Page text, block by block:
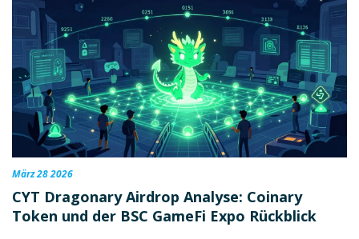
März 28 2026
CYT Dragonary Airdrop Analyse: Coinary
Token und der BSC GameFi Expo Rückblick